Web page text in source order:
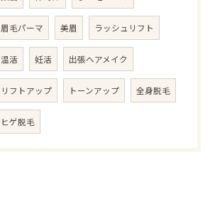
眉毛パーマ 美眉 ラッシュリフト
温活 妊活 出張ヘアメイク
リフトアップ トーンアップ 全身脱毛
ヒゲ脱毛